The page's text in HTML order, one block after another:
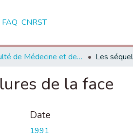
FAQ CNRST
Faculté de Médecine et de Pharmacie - Rabat
de la face
Date
1991